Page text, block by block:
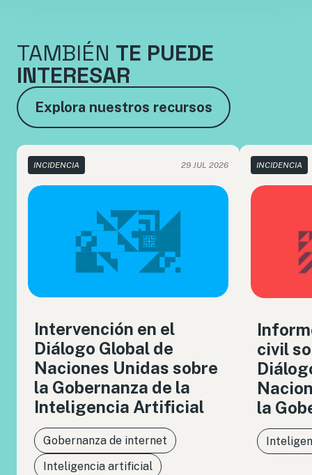
TAMBIÉN TE PUEDE
INTERESAR
Explora nuestros recursos
INCIDENCIA 29 JUL 2026
Intervención en el
Diálogo Global de
Naciones Unidas sobre
la Gobernanza de la
Inteligencia Artificial
Gobernanza de internet
Inteligencia artificial
INCIDENCIA
civil
la